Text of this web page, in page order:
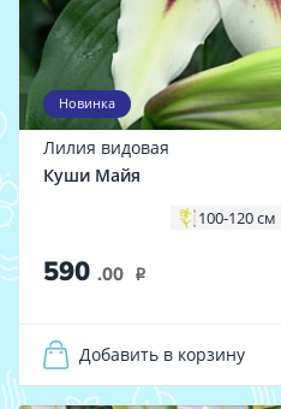
Новинка
Лилия видовая
Куши Майя
100-120 см
590 .00 i
Добавить в корзину